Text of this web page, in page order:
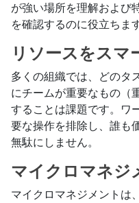
が強い場所を理解および
を確認するのに役立ちます
リソースをスマ
多くの組織では、どのタ
にチームが重要なもの（
することは課題です。ワ
要な操作を排除し、誰も
無駄にしません。
マイクロマネジ
マイクロマネジメントは